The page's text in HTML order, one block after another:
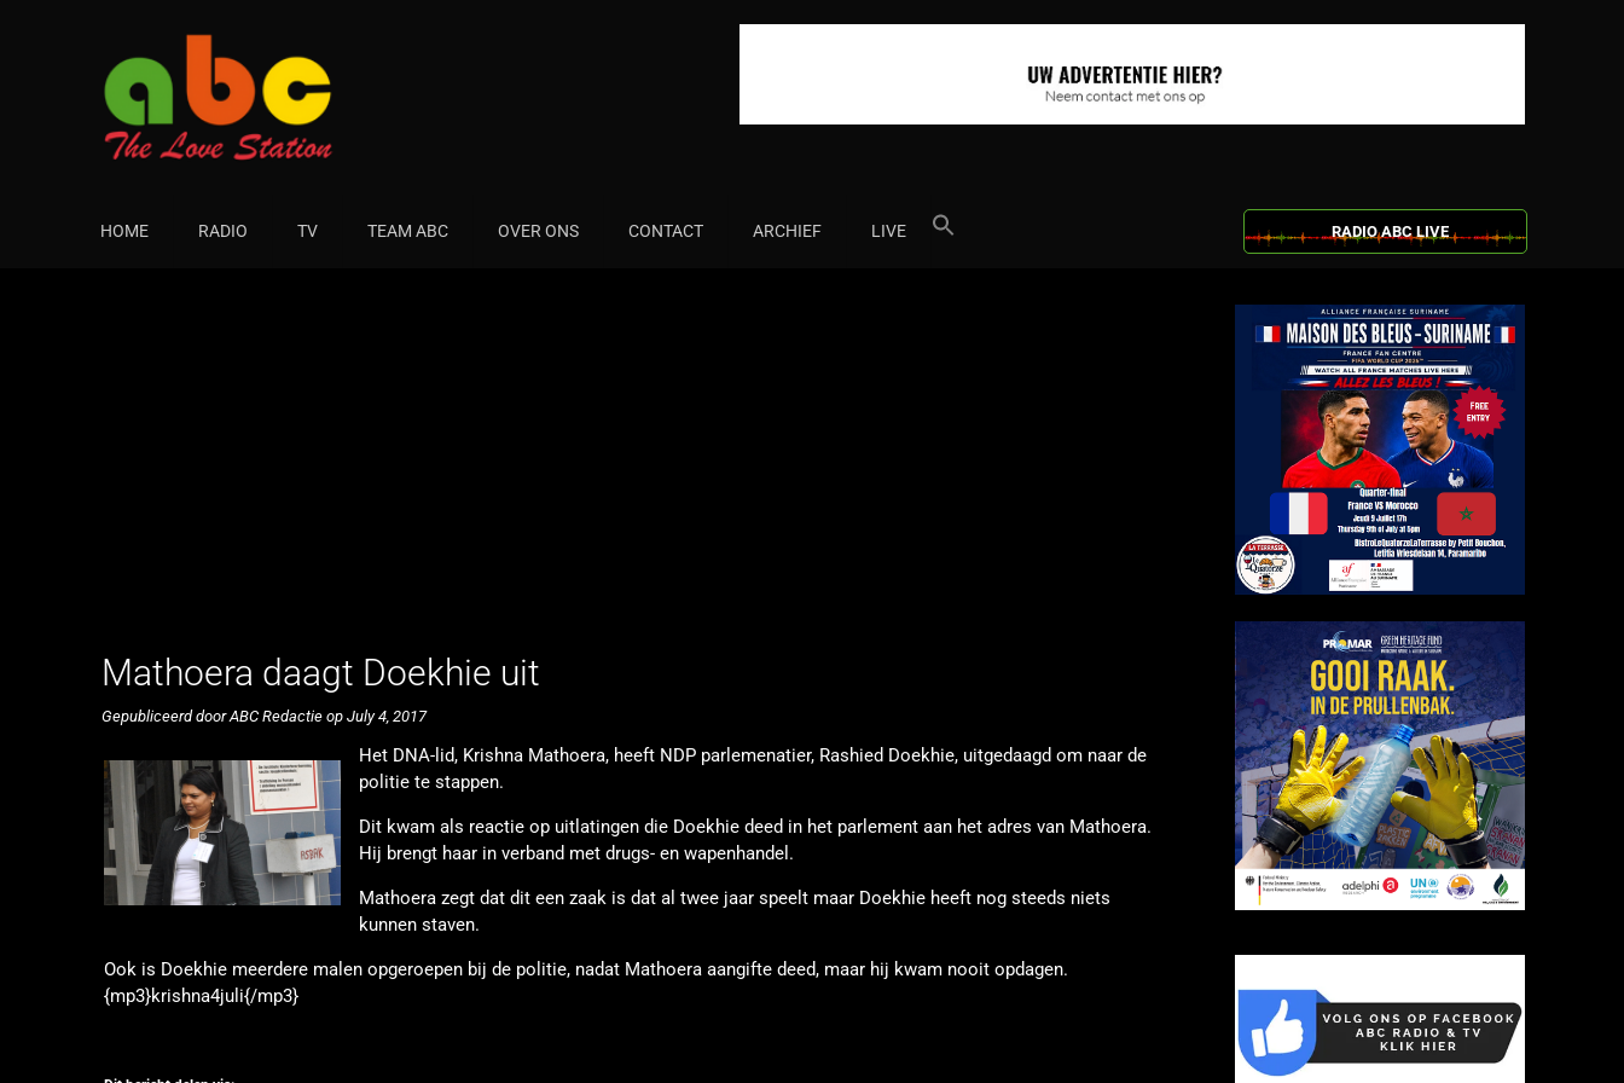
HOME RADIO TV TEAM ABC OVER ONS CONTACT ARCHIEF LIVE
Search
for:
RADIO ABC LIVE
Mathoera daagt Doekhie uit
Gepubliceerd door ABC Redactie op July 4, 2017
Het DNA-lid, Krishna Mathoera, heeft NDP parlemenatier, Rashied Doekhie, uitgedaagd om naar de
politie te stappen.
Dit kwam als reactie op uitlatingen die Doekhie deed in het parlement aan het adres van Mathoera.
Hij brengt haar in verband met drugs- en wapenhandel.
Mathoera zegt dat dit een zaak is dat al twee jaar speelt maar Doekhie heeft nog steeds niets
kunnen staven.
Ook is Doekhie meerdere malen opgeroepen bij de politie, nadat Mathoera aangifte deed, maar hij kwam nooit opdagen.
{mp3}krishna4juli{/mp3}